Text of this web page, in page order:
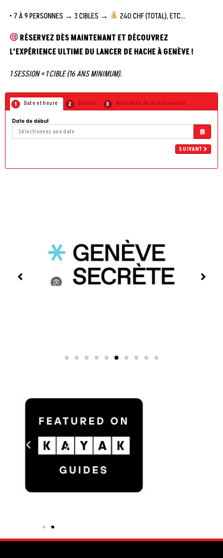
• 7 À 9 PERSONNES → 3 CIBLES →
240 CHF (TOTAL), ETC…
RÉSERVEZ DÈS MAINTENANT ET DÉCOUVREZ
L’EXPÉRIENCE ULTIME DU LANCER DE HACHE À GENÈVE !
1 SESSION = 1 CIBLE (16 ANS MINIMUM).
Date et heure Détails Validation de la réservation
Date de début
SUIVANT